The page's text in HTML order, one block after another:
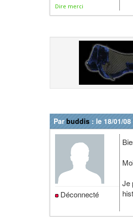
Dire merci
Parbuddis : le 18/01/
Déconnecté
Je